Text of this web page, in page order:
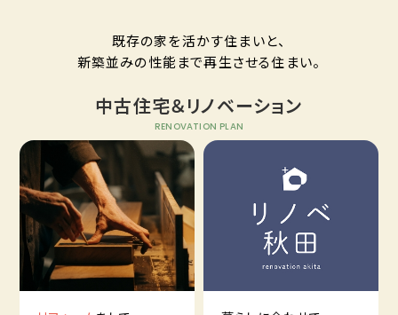
既存の家を活かす住まいと、
新築並みの性能まで再生させる住まい。
中古住宅＆リノベーション
RENOVATION PLAN